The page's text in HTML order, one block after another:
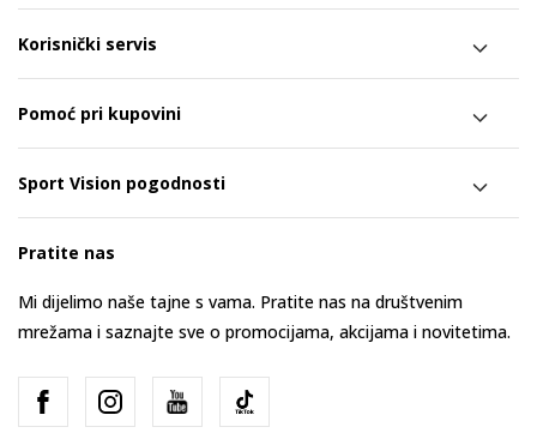
Korisnički servis
Pomoć pri kupovini
Sport Vision pogodnosti
Pratite nas
Mi dijelimo naše tajne s vama. Pratite nas na društvenim
mrežama i saznajte sve o promocijama, akcijama i novitetima.